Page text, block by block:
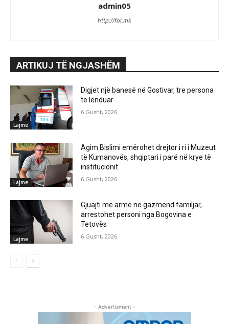
admin05
http://fol.mk
ARTIKUJ TË NGJASHËM
Lajme
Digjet një banesë në Gostivar, tre persona
të lënduar
6 Gusht, 2026
Lajme
Agim Bislimi emërohet drejtor i ri i Muzeut
të Kumanovës, shqiptari i parë në krye të
institucionit
6 Gusht, 2026
Lajme
Gjuajti me armë në gazmend familjar,
arrestohet personi nga Bogovina e
Tetovës
6 Gusht, 2026
- Advertisment -